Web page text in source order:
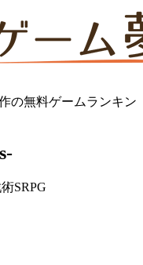
の無料ゲームランキン
SRPG